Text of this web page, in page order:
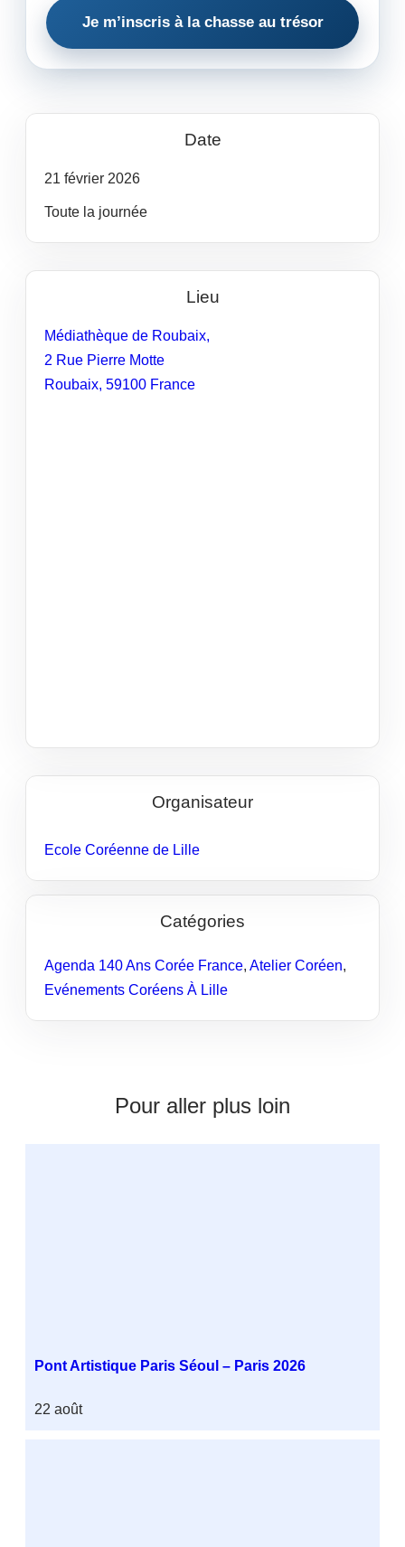
Je m’inscris à la chasse au trésor
Date
21 février 2026
Toute la journée
Lieu
Médiathèque de Roubaix,
2 Rue Pierre Motte
Roubaix, 59100 France
Organisateur
Ecole Coréenne de Lille
Catégories
Agenda 140 Ans Corée France, Atelier Coréen,
Evénements Coréens À Lille
Pour aller plus loin
Pont Artistique Paris Séoul – Paris 2026
22 août